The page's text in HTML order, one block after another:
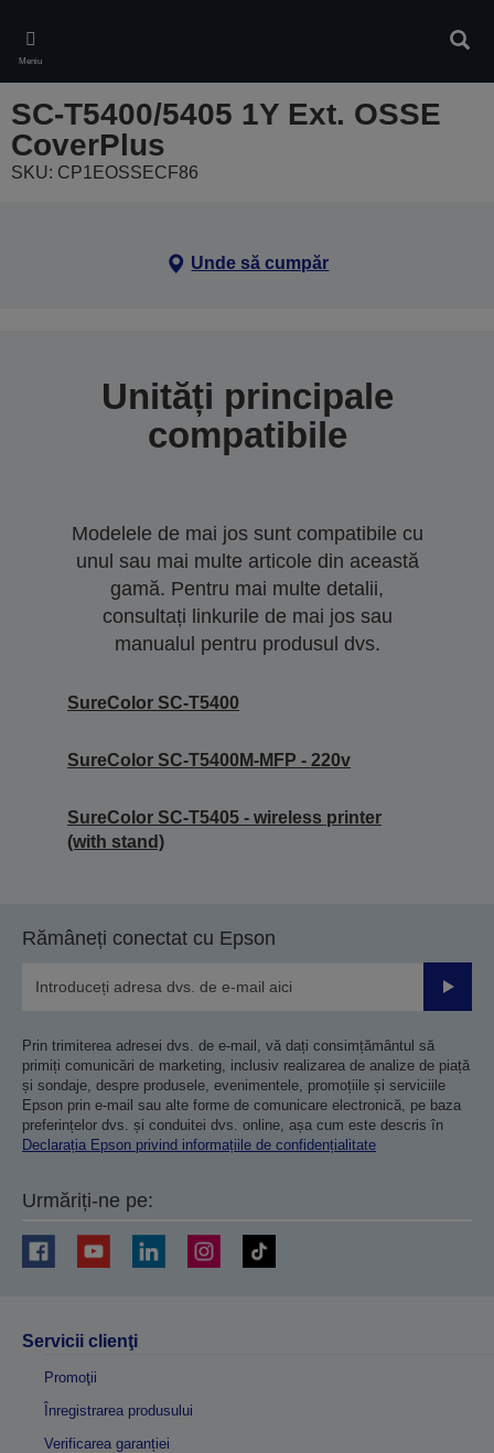
main
content
Meniu
SC-T5400/5405 1Y Ext. OSSE
CoverPlus
SKU: CP1EOSSECF86
Unde să cumpăr
Unități principale
compatibile
Modelele de mai jos sunt compatibile cu
unul sau mai multe articole din această
gamă. Pentru mai multe detalii,
consultați linkurile de mai jos sau
manualul pentru produsul dvs.
SureColor SC-T5400
SureColor SC-T5400M-MFP - 220v
SureColor SC-T5405 - wireless printer
(with stand)
Rămâneți conectat cu Epson
Prin trimiterea adresei dvs. de e-mail, vă dați consimțământul să
primiți comunicări de marketing, inclusiv realizarea de analize de piață
și sondaje, despre produsele, evenimentele, promoțiile și serviciile
Epson prin e-mail sau alte forme de comunicare electronică, pe baza
preferințelor dvs. și conduitei dvs. online, așa cum este descris în
Declarația Epson privind informațiile de confidențialitate
Urmăriți-ne pe:
Servicii clienţi
Promoţii
Înregistrarea produsului
Verificarea garanției